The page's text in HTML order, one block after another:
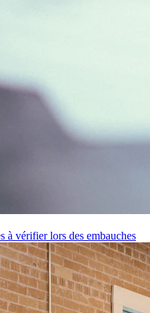
à vérifier lors des embauches